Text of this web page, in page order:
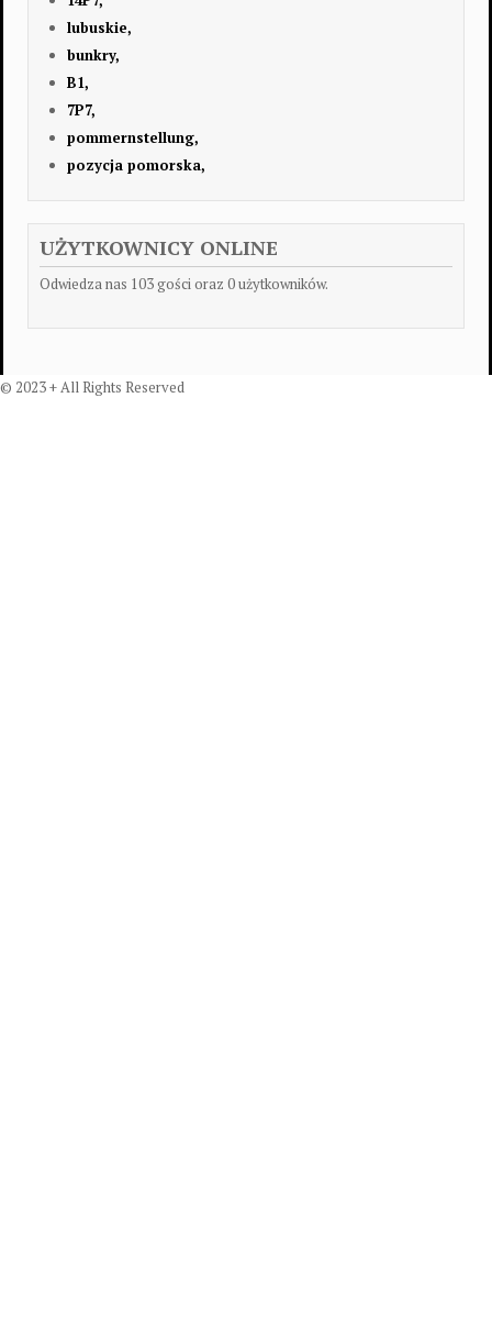
lubuskie,
bunkry,
B1,
7P7,
pommernstellung,
pozycja pomorska,
UŻYTKOWNICY ONLINE
Odwiedza nas 103 gości oraz 0 użytkowników.
© 2023 + All Rights Reserved